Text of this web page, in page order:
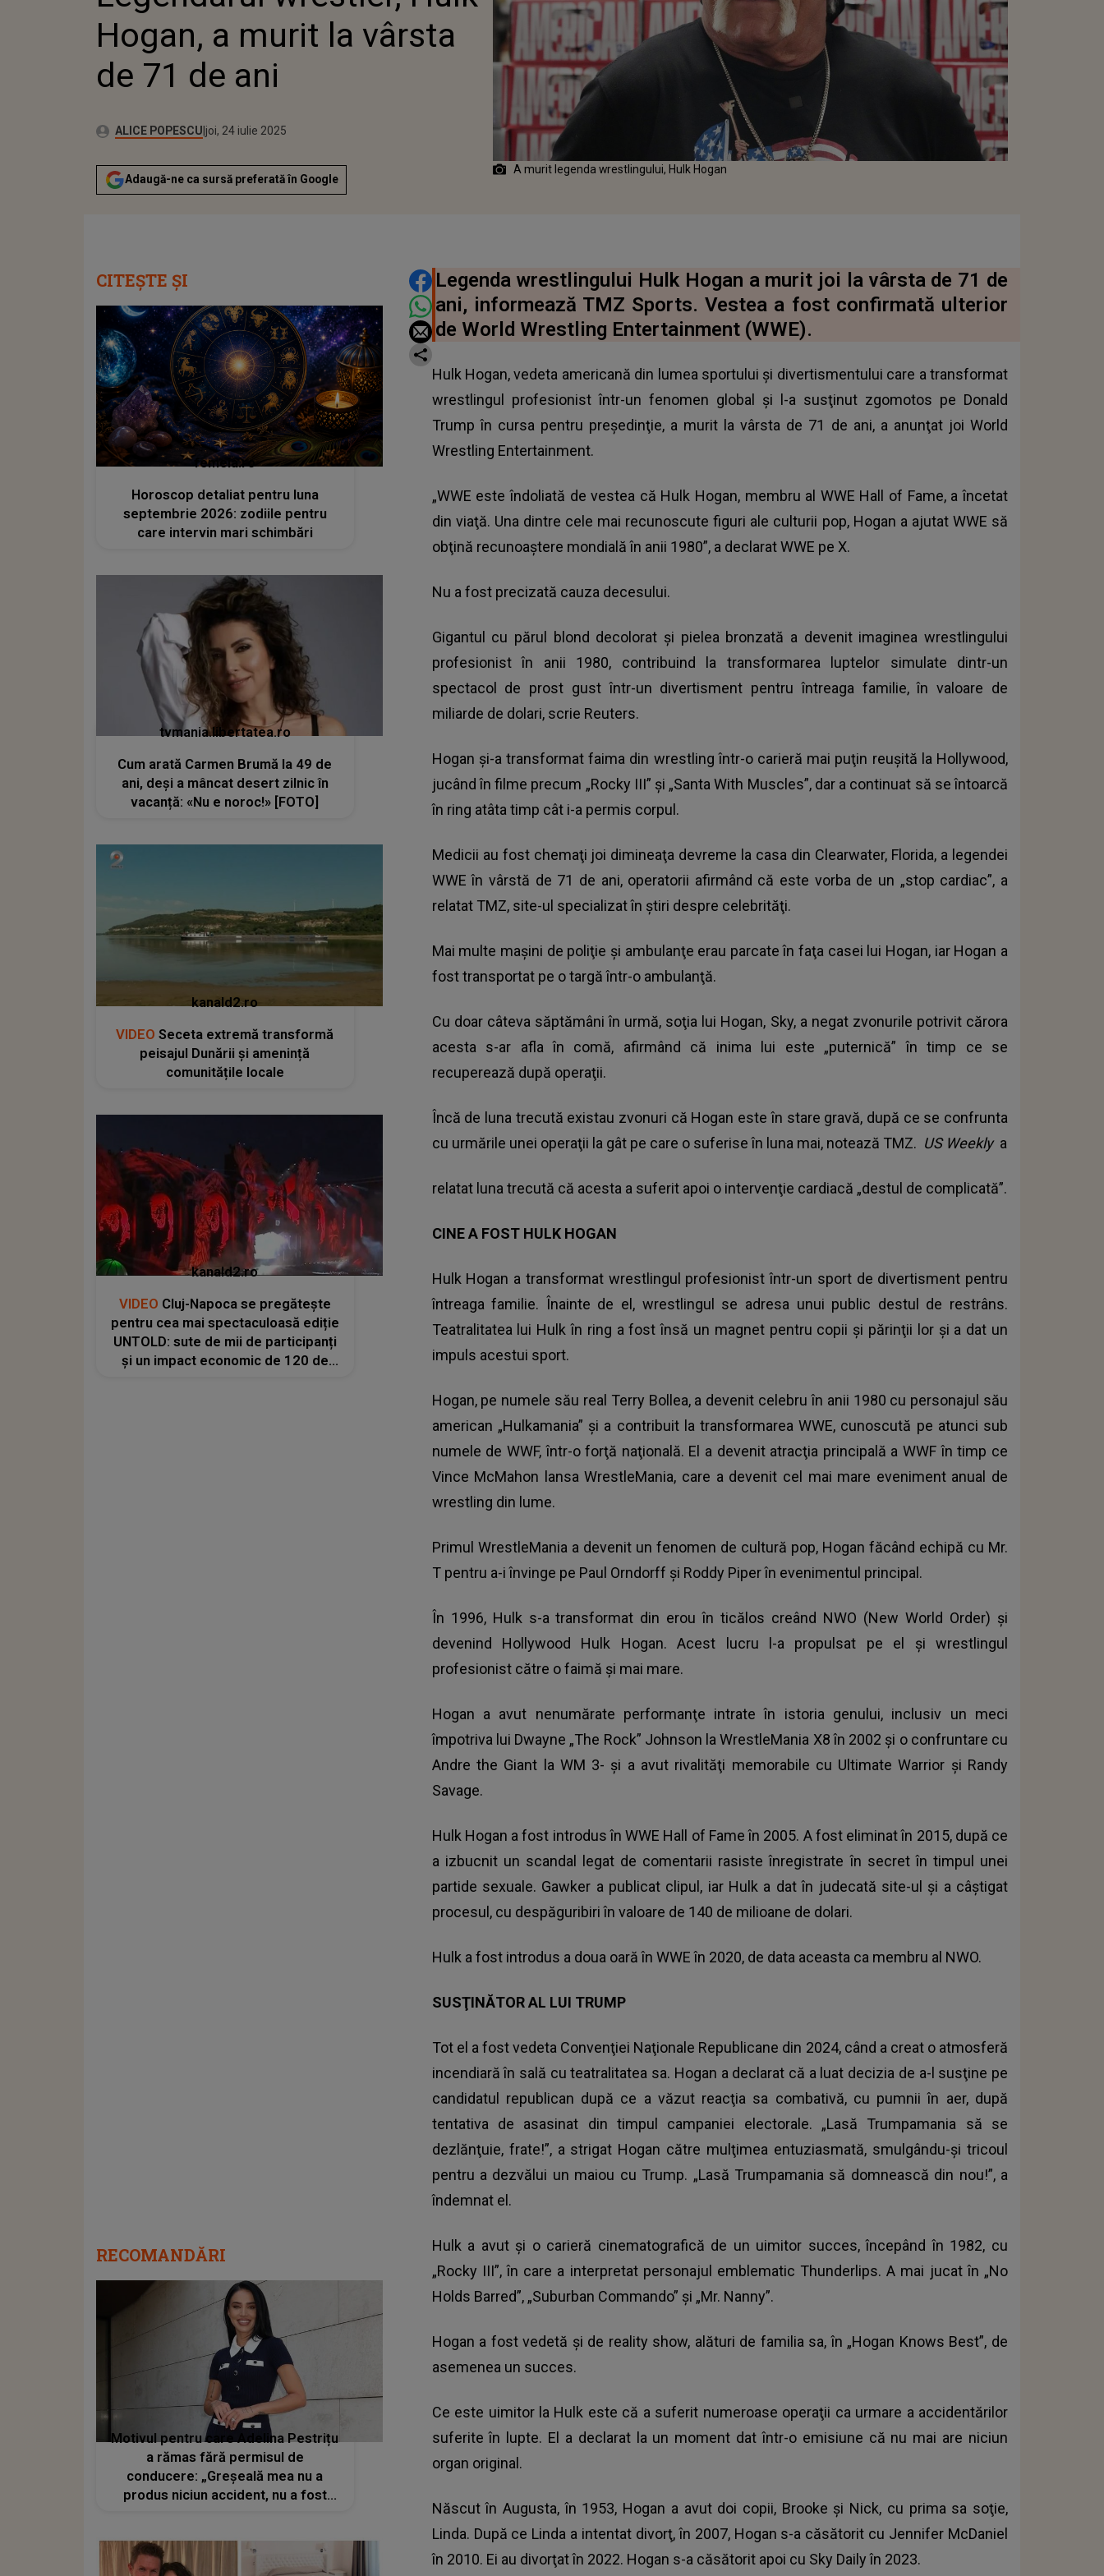
Hogan, a murit la vârsta
de 71 de ani
Autor:ALICE POPESCUPublicat:
joi, 24 iulie 2025
Actualizat:
joi, 24 iulie 2025
Adaugă-ne ca sursă preferată în Google
A murit legenda wrestlingului, Hulk Hogan
DISTRIBUIE ARTICOLUL
Legenda wrestlingului Hulk Hogan a murit joi la vârsta de 71 de
ani, informează TMZ Sports. Vestea a fost confirmată ulterior
de World Wrestling Entertainment (WWE).
Hulk Hogan, vedeta americană din lumea sportului şi divertismentului care a transformat
wrestlingul profesionist într-un fenomen global şi l-a susţinut zgomotos pe Donald
Trump în cursa pentru preşedinţie, a murit la vârsta de 71 de ani, a anunţat joi World
Wrestling Entertainment.
„WWE este îndoliată de vestea că Hulk Hogan, membru al WWE Hall of Fame, a încetat
din viaţă. Una dintre cele mai recunoscute figuri ale culturii pop, Hogan a ajutat WWE să
obţină recunoaştere mondială în anii 1980”, a declarat WWE pe X.
Nu a fost precizată cauza decesului.
Gigantul cu părul blond decolorat şi pielea bronzată a devenit imaginea wrestlingului
profesionist în anii 1980, contribuind la transformarea luptelor simulate dintr-un
spectacol de prost gust într-un divertisment pentru întreaga familie, în valoare de
miliarde de dolari, scrie Reuters.
Hogan şi-a transformat faima din wrestling într-o carieră mai puţin reuşită la Hollywood,
jucând în filme precum „Rocky III” şi „Santa With Muscles”, dar a continuat să se întoarcă
în ring atâta timp cât i-a permis corpul.
Medicii au fost chemaţi joi dimineaţa devreme la casa din Clearwater, Florida, a legendei
WWE în vârstă de 71 de ani, operatorii afirmând că este vorba de un „stop cardiac”, a
relatat TMZ, site-ul specializat în ştiri despre celebrităţi.
Mai multe maşini de poliţie şi ambulanţe erau parcate în faţa casei lui Hogan, iar Hogan a
fost transportat pe o targă într-o ambulanţă.
Cu doar câteva săptămâni în urmă, soţia lui Hogan, Sky, a negat zvonurile potrivit cărora
acesta s-ar afla în comă, afirmând că inima lui este „puternică” în timp ce se
recuperează după operaţii.
Încă de luna trecută existau zvonuri că Hogan este în stare gravă, după ce se confrunta
cu urmările unei operaţii la gât pe care o suferise în luna mai, notează TMZ. US Weekly a
relatat luna trecută că acesta a suferit apoi o intervenţie cardiacă „destul de complicată”.
CINE A FOST HULK HOGAN
Hulk Hogan a transformat wrestlingul profesionist într-un sport de divertisment pentru
întreaga familie. Înainte de el, wrestlingul se adresa unui public destul de restrâns.
Teatralitatea lui Hulk în ring a fost însă un magnet pentru copii şi părinţii lor şi a dat un
impuls acestui sport.
Hogan, pe numele său real Terry Bollea, a devenit celebru în anii 1980 cu personajul său
american „Hulkamania” şi a contribuit la transformarea WWE, cunoscută pe atunci sub
numele de WWF, într-o forţă naţională. El a devenit atracţia principală a WWF în timp ce
Vince McMahon lansa WrestleMania, care a devenit cel mai mare eveniment anual de
wrestling din lume.
Primul WrestleMania a devenit un fenomen de cultură pop, Hogan făcând echipă cu Mr.
T pentru a-i învinge pe Paul Orndorff şi Roddy Piper în evenimentul principal.
În 1996, Hulk s-a transformat din erou în ticălos creând NWO (New World Order) şi
devenind Hollywood Hulk Hogan. Acest lucru l-a propulsat pe el şi wrestlingul
profesionist către o faimă şi mai mare.
Hogan a avut nenumărate performanţe intrate în istoria genului, inclusiv un meci
împotriva lui Dwayne „The Rock” Johnson la WrestleMania X8 în 2002 şi o confruntare cu
Andre the Giant la WM 3- şi a avut rivalităţi memorabile cu Ultimate Warrior şi Randy
Savage.
Hulk Hogan a fost introdus în WWE Hall of Fame în 2005. A fost eliminat în 2015, după ce
a izbucnit un scandal legat de comentarii rasiste înregistrate în secret în timpul unei
partide sexuale. Gawker a publicat clipul, iar Hulk a dat în judecată site-ul şi a câştigat
procesul, cu despăguribiri în valoare de 140 de milioane de dolari.
Hulk a fost introdus a doua oară în WWE în 2020, de data aceasta ca membru al NWO.
SUSŢINĂTOR AL LUI TRUMP
Tot el a fost vedeta Convenţiei Naţionale Republicane din 2024, când a creat o atmosferă
incendiară în sală cu teatralitatea sa. Hogan a declarat că a luat decizia de a-l susţine pe
candidatul republican după ce a văzut reacţia sa combativă, cu pumnii în aer, după
tentativa de asasinat din timpul campaniei electorale. „Lasă Trumpamania să se
dezlănţuie, frate!”, a strigat Hogan către mulţimea entuziasmată, smulgându-şi tricoul
pentru a dezvălui un maiou cu Trump. „Lasă Trumpamania să domnească din nou!”, a
îndemnat el.
Hulk a avut şi o carieră cinematografică de un uimitor succes, începând în 1982, cu
„Rocky III”, în care a interpretat personajul emblematic Thunderlips. A mai jucat în „No
Holds Barred”, „Suburban Commando” şi „Mr. Nanny”.
Hogan a fost vedetă şi de reality show, alături de familia sa, în „Hogan Knows Best”, de
asemenea un succes.
Ce este uimitor la Hulk este că a suferit numeroase operaţii ca urmare a accidentărilor
suferite în lupte. El a declarat la un moment dat într-o emisiune că nu mai are niciun
organ original.
Născut în Augusta, în 1953, Hogan a avut doi copii, Brooke şi Nick, cu prima sa soţie,
Linda. După ce Linda a intentat divorţ, în 2007, Hogan s-a căsătorit cu Jennifer McDaniel
în 2010. Ei au divorţat în 2022. Hogan s-a căsătorit apoi cu Sky Daily în 2023.
CITEȘTE ȘI
femeia.ro
Horoscop detaliat pentru luna
septembrie 2026: zodiile pentru
care intervin mari schimbări
tvmania.libertatea.ro
Cum arată Carmen Brumă la 49 de
ani, deși a mâncat desert zilnic în
vacanță: «Nu e noroc!» [FOTO]
kanald2.ro
VIDEO Seceta extremă transformă
peisajul Dunării și amenință
comunitățile locale
kanald2.ro
VIDEO Cluj-Napoca se pregătește
pentru cea mai spectaculoasă ediție
UNTOLD: sute de mii de participanți
și un impact economic de 120 de
RECOMANDĂRI
Motivul pentru care Adelina Pestrițu
a rămas fără permisul de
conducere: „Greșeală mea nu a
produs niciun accident, nu a fost